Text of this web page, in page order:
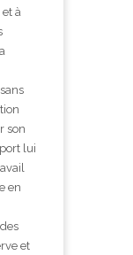
à
son
lui
en
et